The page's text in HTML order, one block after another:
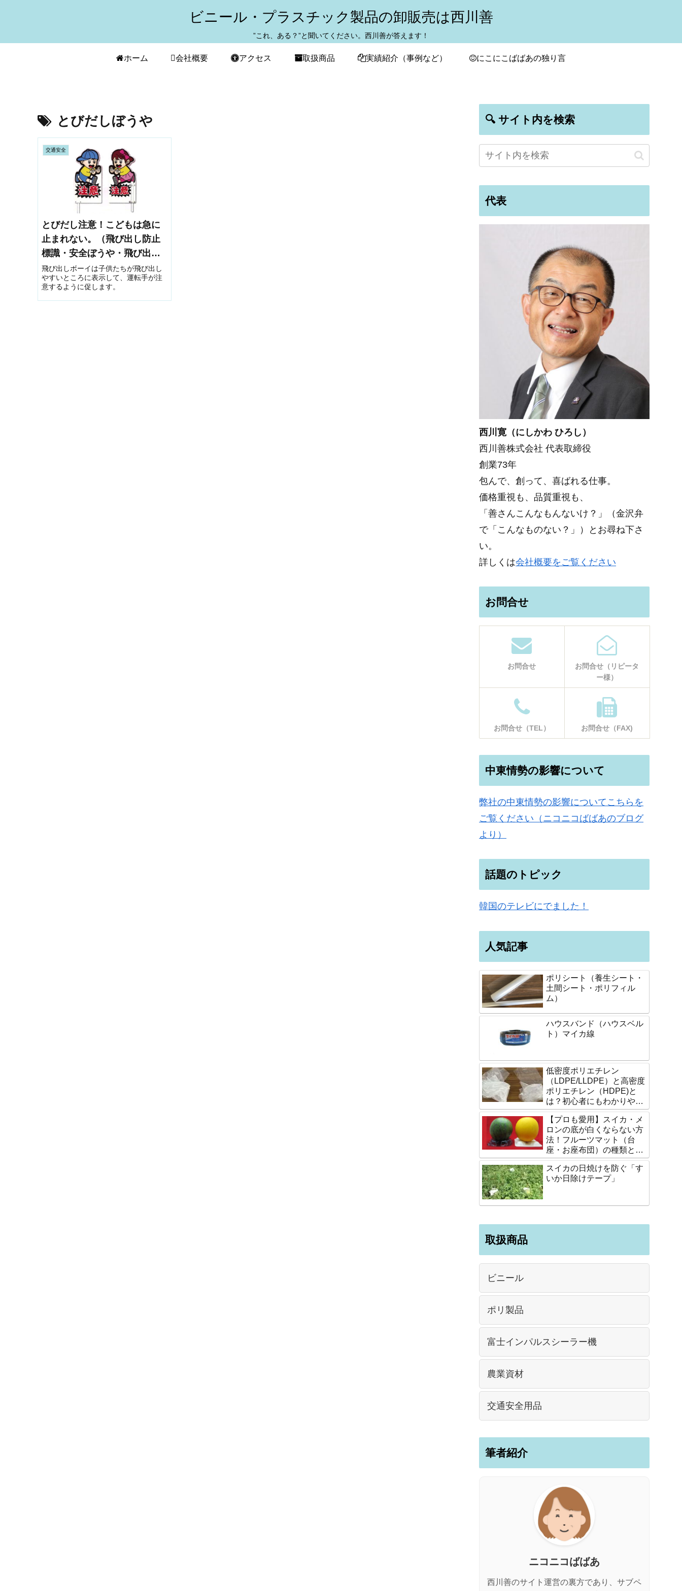
ビニール・プラスチック製品の卸販売は西川善
”これ、ある？”と聞いてください。西川善が答えます！
ホーム 会社概要 アクセス 取扱商品 実績紹介（事例など） にこにこばばあの独り言
とびだしぼうや
交通安全
とびだし注意！こどもは急に
止まれない。（飛び出し防止
標識・安全ぼうや・飛び出し
坊や）
飛び出しボーイは子供たちが飛び出し
やすいところに表示して、運転手が注
意するように促します。
🔍 サイト内を検索
代表
西川寛（にしかわ ひろし）
西川善株式会社 代表取締役
創業73年
包んで、創って、喜ばれる仕事。
価格重視も、品質重視も、
「善さんこんなもんないけ？」（金沢弁
で「こんなものない？」）とお尋ね下さ
い。
詳しくは会社概要をご覧ください
お問合せ
お問合せ
お問合せ（リピータ
ー様）
お問合せ（TEL） お問合せ（FAX)
中東情勢の影響について
弊社の中東情勢の影響についてこちらを
ご覧ください（ニコニコばばあのブログ
より）
話題のトピック
韓国のテレビにでました！
人気記事
ポリシート（養生シート・
土間シート・ポリフィル
ム）
ハウスバンド（ハウスベル
ト）マイカ線
低密度ポリエチレン
（LDPE/LLDPE）と高密度
ポリエチレン（HDPE)と
は？初心者にもわかりやす
く説明します。
【プロも愛用】スイカ・メ
ロンの底が白くならない方
法！フルーツマット（台
座・お座布団）の種類と選
び方
スイカの日焼けを防ぐ「す
いか日除けテープ」
取扱商品
ビニール
ポリ製品
富士インパルスシーラー機
農業資材
交通安全用品
筆者紹介
ニコニコばばあ
西川善のサイト運営の裏方であり、サブペ